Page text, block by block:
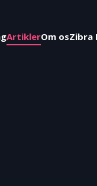
ArtiklerOm osZibra